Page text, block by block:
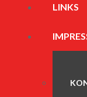
LINKS